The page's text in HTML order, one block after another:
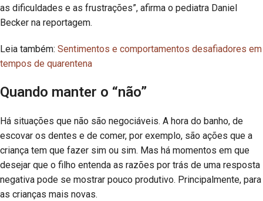
as dificuldades e as frustrações”, afirma o pediatra Daniel
Becker na reportagem.
Leia também: Sentimentos e comportamentos desafiadores em
tempos de quarentena
Quando manter o “não”
Há situações que não são negociáveis. A hora do banho, de
escovar os dentes e de comer, por exemplo, são ações que a
criança tem que fazer sim ou sim. Mas há momentos em que
desejar que o filho entenda as razões por trás de uma resposta
negativa pode se mostrar pouco produtivo. Principalmente, para
as crianças mais novas.